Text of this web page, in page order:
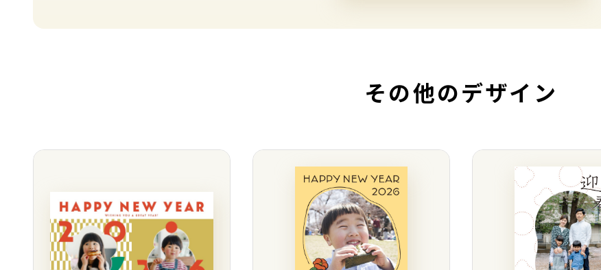
その他のデザイン